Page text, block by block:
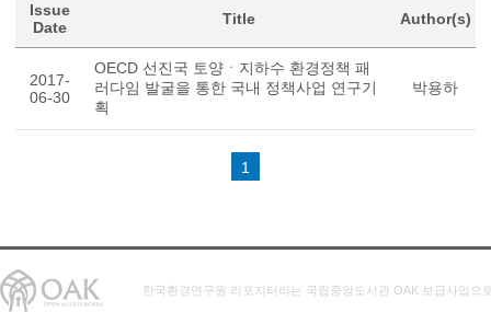
Issue
Date
Title Author(s)
2017-
06-30
OECD 선진국 토양ㆍ지하수 환경정책 패
러다임 발굴을 통한 국내 정책사업 연구기
획
박용하
1
한국환경연구원 리포지터리는 국립중앙도서관 OAK 보급사업